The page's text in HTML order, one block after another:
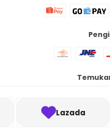
Lazada